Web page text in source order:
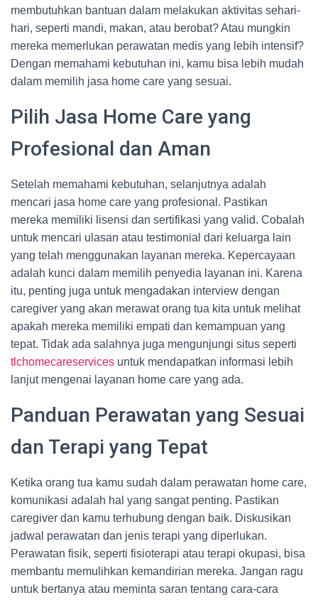
membutuhkan bantuan dalam melakukan aktivitas sehari-
hari, seperti mandi, makan, atau berobat? Atau mungkin
mereka memerlukan perawatan medis yang lebih intensif?
Dengan memahami kebutuhan ini, kamu bisa lebih mudah
dalam memilih jasa home care yang sesuai.
Pilih Jasa Home Care yang
Profesional dan Aman
Setelah memahami kebutuhan, selanjutnya adalah
mencari jasa home care yang profesional. Pastikan
mereka memiliki lisensi dan sertifikasi yang valid. Cobalah
untuk mencari ulasan atau testimonial dari keluarga lain
yang telah menggunakan layanan mereka. Kepercayaan
adalah kunci dalam memilih penyedia layanan ini. Karena
itu, penting juga untuk mengadakan interview dengan
caregiver yang akan merawat orang tua kita untuk melihat
apakah mereka memiliki empati dan kemampuan yang
tepat. Tidak ada salahnya juga mengunjungi situs seperti
tlchomecareservices untuk mendapatkan informasi lebih
lanjut mengenai layanan home care yang ada.
Panduan Perawatan yang Sesuai
dan Terapi yang Tepat
Ketika orang tua kamu sudah dalam perawatan home care,
komunikasi adalah hal yang sangat penting. Pastikan
caregiver dan kamu terhubung dengan baik. Diskusikan
jadwal perawatan dan jenis terapi yang diperlukan.
Perawatan fisik, seperti fisioterapi atau terapi okupasi, bisa
membantu memulihkan kemandirian mereka. Jangan ragu
untuk bertanya atau meminta saran tentang cara-cara